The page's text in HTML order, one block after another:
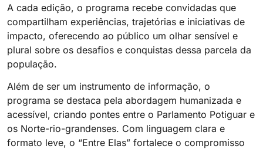
A cada edição, o programa recebe convidadas que
compartilham experiências, trajetórias e iniciativas de
impacto, oferecendo ao público um olhar sensível e
plural sobre os desafios e conquistas dessa parcela da
população.
Além de ser um instrumento de informação, o
programa se destaca pela abordagem humanizada e
acessível, criando pontes entre o Parlamento Potiguar e
os Norte-rio-grandenses. Com linguagem clara e
formato leve, o “Entre Elas” fortalece o compromisso